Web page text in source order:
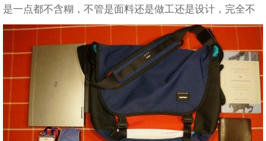
是一点都不含糊，不管是面料还是做工还是设计，完全不